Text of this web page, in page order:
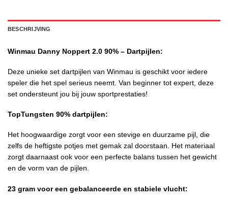
BESCHRIJVING
Winmau Danny Noppert 2.0 90% – Dartpijlen:
Deze unieke set dartpijlen van Winmau is geschikt voor iedere
speler die het spel serieus neemt. Van beginner tot expert, deze
set ondersteunt jou bij jouw sportprestaties!
TopTungsten 90% dartpijlen:
Het hoogwaardige zorgt voor een stevige en duurzame pijl, die
zelfs de heftigste potjes met gemak zal doorstaan. Het materiaal
zorgt daarnaast ook voor een perfecte balans tussen het gewicht
en de vorm van de pijlen.
23 gram voor een gebalanceerde en stabiele vlucht: